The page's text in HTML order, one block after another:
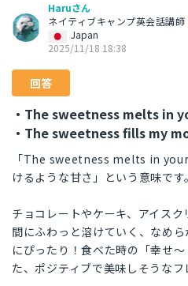
Haruさん
ネイティブキャンプ英会話講師
Japan
2025/11/18 18:38
回答
・The sweetness melts in
・The sweetness fills my
「The sweetness melts in
けるような甘さ」という意味です。
チョコレートやケーキ、アイス
間にふわっと溶けていく、なめ
にぴったり！食べた時の「幸せ
た、ポジティブで美味しそうなフ